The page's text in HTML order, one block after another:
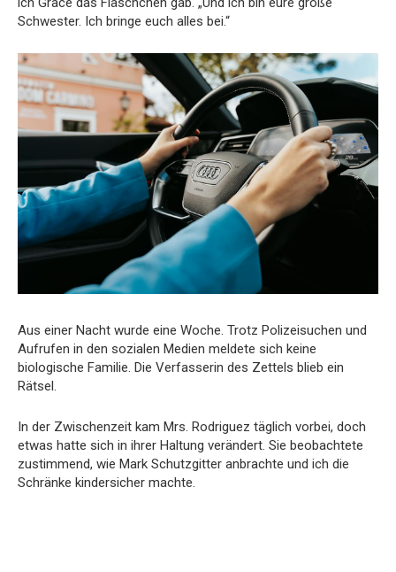
Schwester. Ich bringe euch alles bei.“
Aus einer Nacht wurde eine Woche. Trotz Polizeisuchen und
Aufrufen in den sozialen Medien meldete sich keine
biologische Familie. Die Verfasserin des Zettels blieb ein
Rätsel.
In der Zwischenzeit kam Mrs. Rodriguez täglich vorbei, doch
etwas hatte sich in ihrer Haltung verändert. Sie beobachtete
zustimmend, wie Mark Schutzgitter anbrachte und ich die
Schränke kindersicher machte.